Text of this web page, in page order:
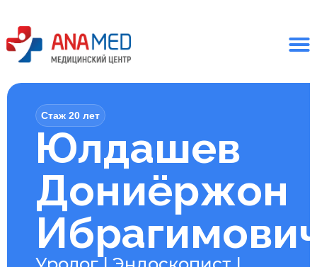
Стаж 20 лет
Юлдашев
Дониёржон